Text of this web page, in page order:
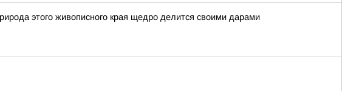
этого живописного края щедро делится своими дарами